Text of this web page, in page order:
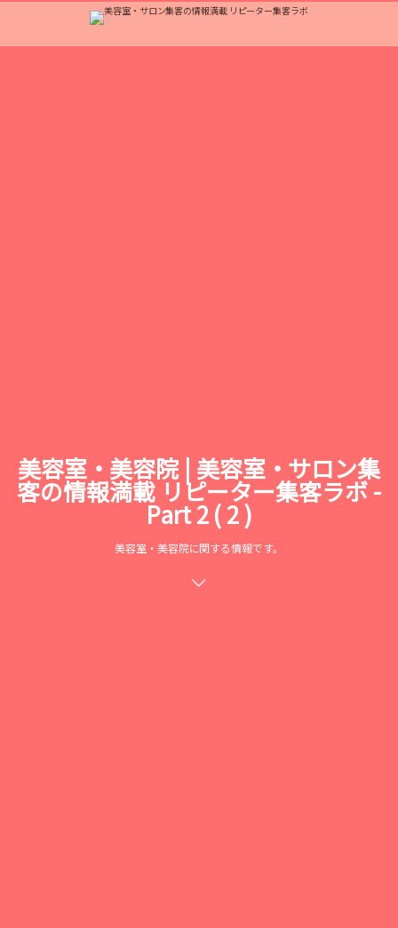
美容室・美容院 | 美容室・サロン集
客の情報満載 リピーター集客ラボ -
Part 2 ( 2 )
美容室・美容院に関する情報です。